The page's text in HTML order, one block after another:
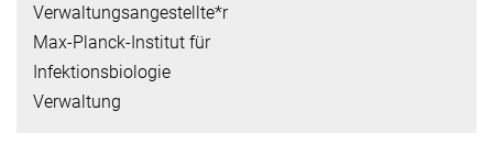
Verwaltungsangestellte*r
Max-Planck-Institut für
Infektionsbiologie
Verwaltung